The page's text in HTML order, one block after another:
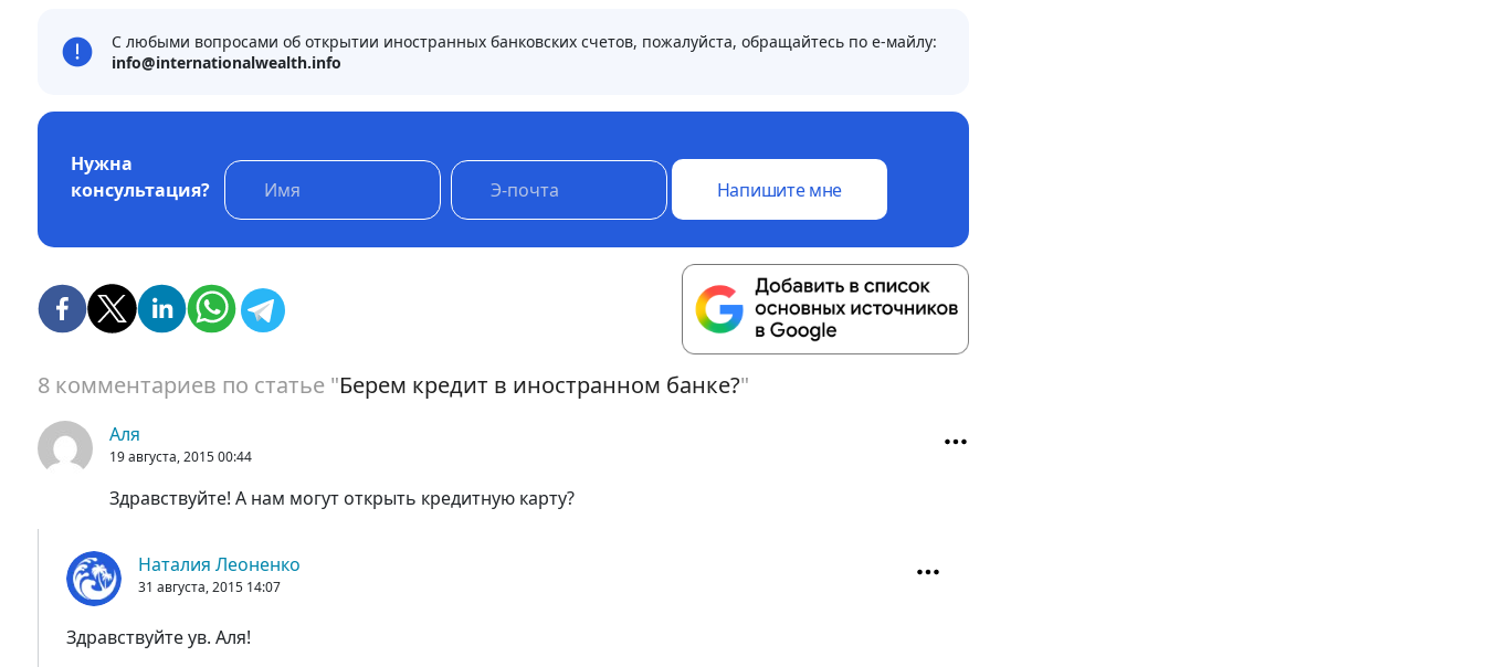
С любыми вопросами об открытии иностранных банковских счетов, пожалуйста, обращайтесь по е-майлу:
info@internationalwealth.info
Нужна
консультация?
Напишите мне
8 комментариев по статье "Берем кредит в иностранном банке?"
Аля
19 августа, 201500:44
Здравствуйте! А нам могут открыть кредитную карту?
Наталия Леоненко
31 августа, 2015 14:07
Здравствуйте ув. Аля!